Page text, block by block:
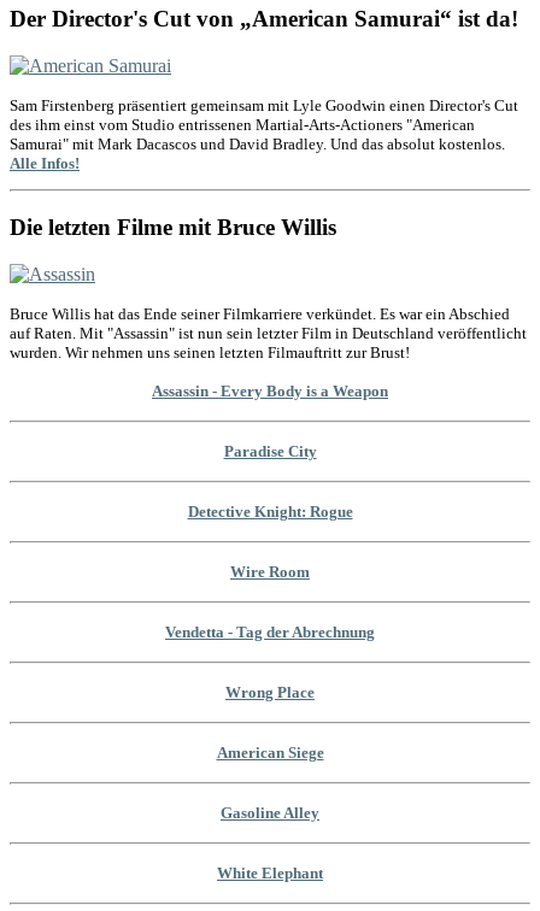
Der Director's Cut von „American Samurai“ ist da!
Sam Firstenberg präsentiert gemeinsam mit Lyle Goodwin einen Director's Cut
des ihm einst vom Studio entrissenen Martial-Arts-Actioners "American
Samurai" mit Mark Dacascos und David Bradley. Und das absolut kostenlos.
Alle Infos!
Die letzten Filme mit Bruce Willis
Bruce Willis hat das Ende seiner Filmkarriere verkündet. Es war ein Abschied
auf Raten. Mit "Assassin" ist nun sein letzter Film in Deutschland veröffentlicht
wurden. Wir nehmen uns seinen letzten Filmauftritt zur Brust!
Assassin - Every Body is a Weapon
Paradise City
Detective Knight: Rogue
Wire Room
Vendetta - Tag der Abrechnung
Wrong Place
American Siege
Gasoline Alley
White Elephant